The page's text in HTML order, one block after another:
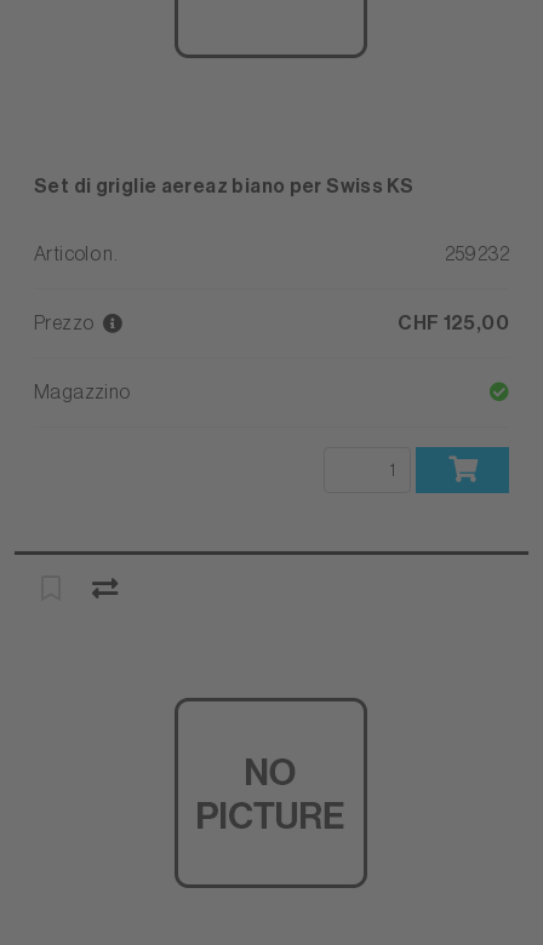
Set di griglie aereaz biano per Swiss KS
Articolo n. 259232
Prezzo CHF 125,00
Magazzino